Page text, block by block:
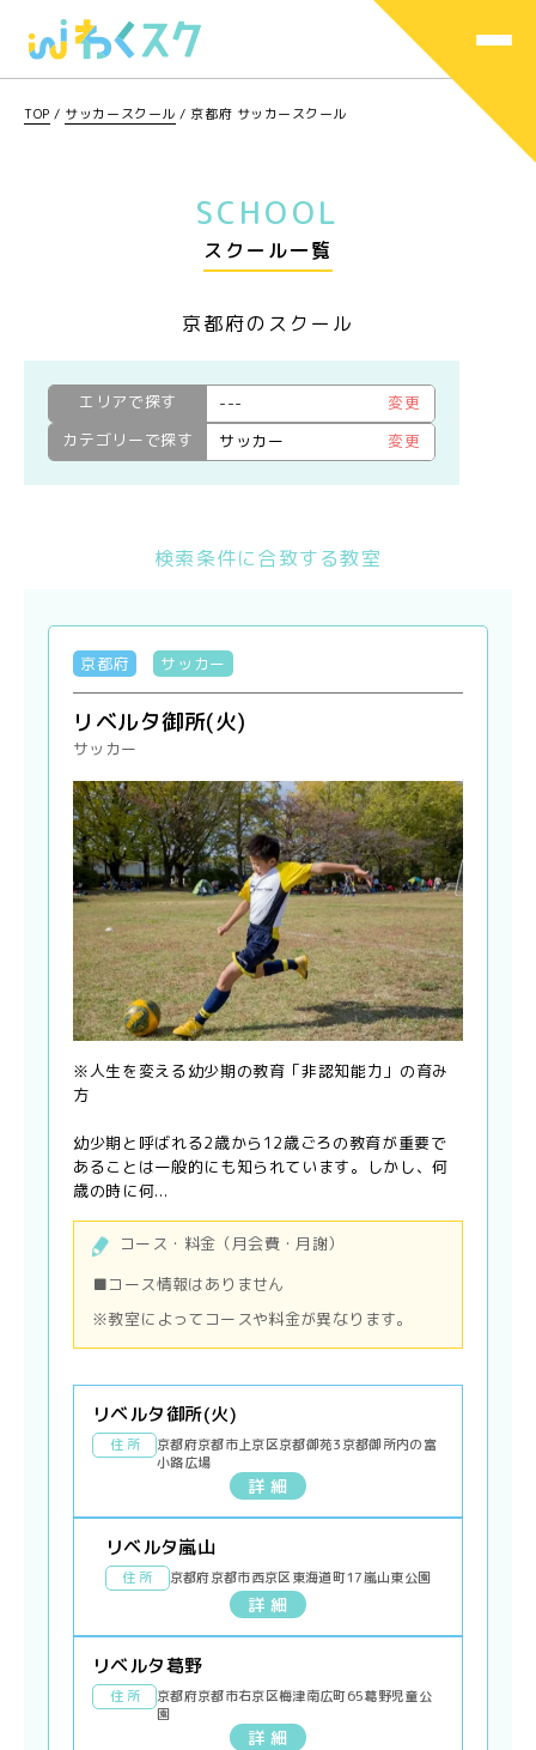
TOP / サッカースクール / 京都府 サッカースクール
SCHOOL
スクール一覧
京都府のスクール
エリアで探す ---
変更
カテゴリーで探す
サッカー 変更
検索条件に合致する教室
京都府 サッカー
リベルタ御所(火)
サッカー
※人生を変える幼少期の教育「非認知能力」の育み
方
幼少期と呼ばれる2歳から12歳ごろの教育が重要で
あることは一般的にも知られています。しかし、何
歳の時に何...
コース・料金（月会費・月謝）
■コース情報はありません
※教室によってコースや料金が異なります。
リベルタ御所(火)
住 所
京都府京都市上京区京都御苑3京都御所内の富
小路広場
詳 細
リベルタ嵐山
住 所 京都府京都市西京区東海道町17嵐山東公園
詳 細
リベルタ葛野
住 所
京都府京都市右京区梅津南広町65葛野児童公
園
詳 細